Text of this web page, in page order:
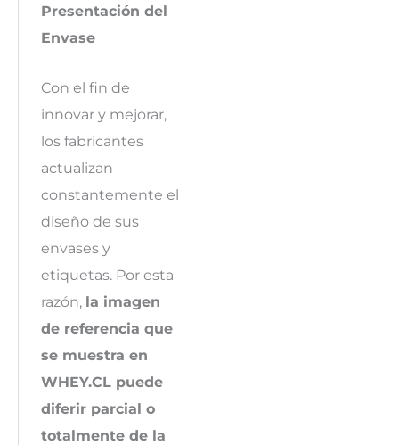
Presentación del
Envase
Con el fin de
innovar y mejorar,
los fabricantes
actualizan
constantemente el
diseño de sus
envases y
etiquetas. Por esta
razón, la imagen
de referencia que
se muestra en
WHEY.CL puede
diferir parcial o
totalmente de la